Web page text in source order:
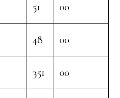
51 00
48 00
351 00